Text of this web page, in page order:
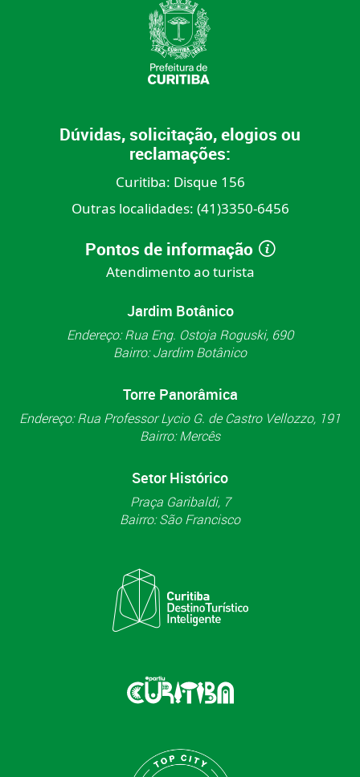
Dúvidas, solicitação, elogios ou
reclamações:
Curitiba: Disque 156
Outras localidades: (41)3350-6456
Pontos de informação
Atendimento ao turista
Jardim Botânico
Endereço: Rua Eng. Ostoja Roguski, 690
Bairro: Jardim Botânico
Torre Panorâmica
Endereço: Rua Professor Lycio G. de Castro Vellozzo, 191
Bairro: Mercês
Setor Histórico
Praça Garibaldi, 7
Bairro: São Francisco